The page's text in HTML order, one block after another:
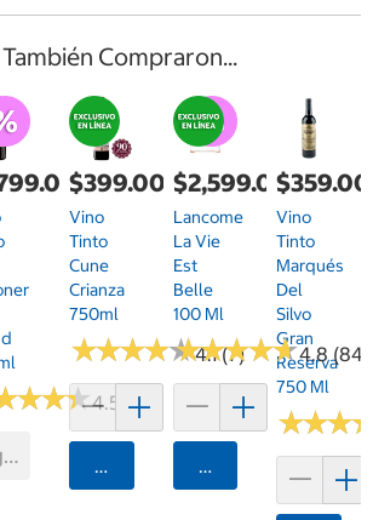
Compraron...
★★★
★★★4.5 (2)
$399.00
Vino
Tinto
Cune
Crianza
750ml
★★★★★
★★★★★4.1 (7)
Agregar
$2,599.00
Lancome
La Vie
Est
Belle
100 Ml
★★★★★
★★★★★4.8 (84)
Agregar
$359.00
Vino
Tinto
Marqués
Del
Silvo
Gran
Reserva
750 Ml
★★★
★★★